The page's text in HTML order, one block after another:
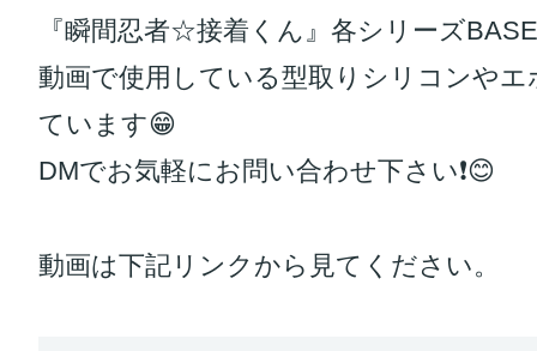
『瞬間忍者☆接着くん』各シリーズ
動画で使用している型取りシリコンや
ています😁
DMでお気軽にお問い合わせ下さい❗️😊
動画は下記リンクから見てください。